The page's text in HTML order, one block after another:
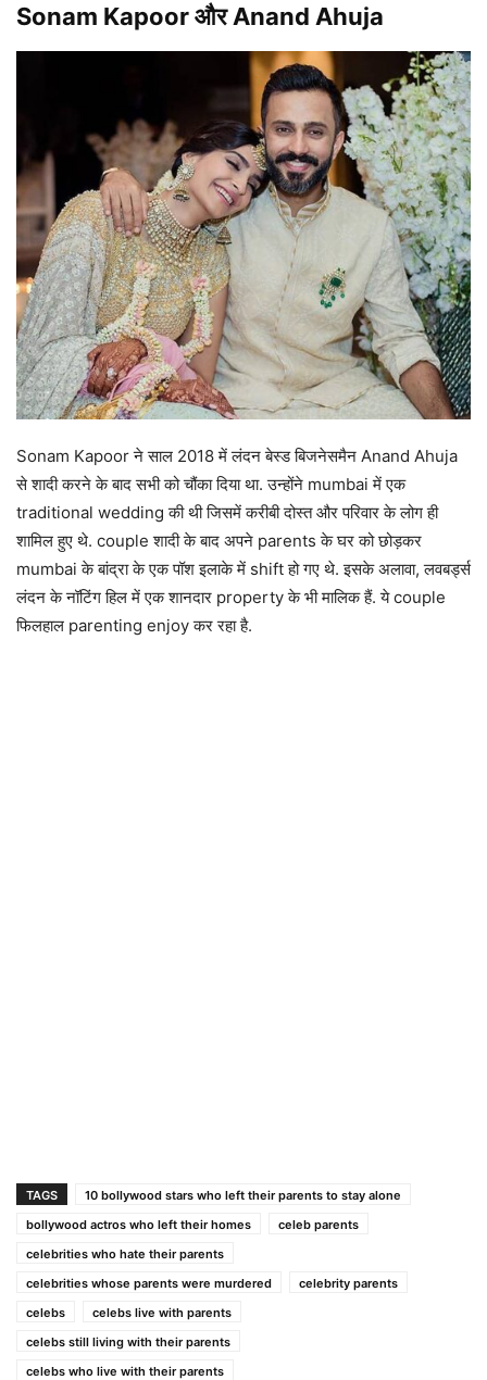
Sonam Kapoor और Anand Ahuja
Sonam Kapoor ने साल 2018 में लंदन बेस्ड बिजनेसमैन Anand Ahuja
से शादी करने के बाद सभी को चौंका दिया था. उन्होंने mumbai में एक
traditional wedding की थी जिसमें करीबी दोस्त और परिवार के लोग ही
शामिल हुए थे. couple शादी के बाद अपने parents के घर को छोड़कर
mumbai के बांद्रा के एक पॉश इलाके में shift हो गए थे. इसके अलावा, लवबर्ड्स
लंदन के नॉटिंग हिल में एक शानदार property के भी मालिक हैं. ये couple
फिलहाल parenting enjoy कर रहा है.
TAGS
10 bollywood stars who left their parents to stay alone
bollywood actros who left their homes
celeb parents
celebrities who hate their parents
celebrities whose parents were murdered
celebrity parents
celebs
celebs live with parents
celebs still living with their parents
celebs who live with their parents